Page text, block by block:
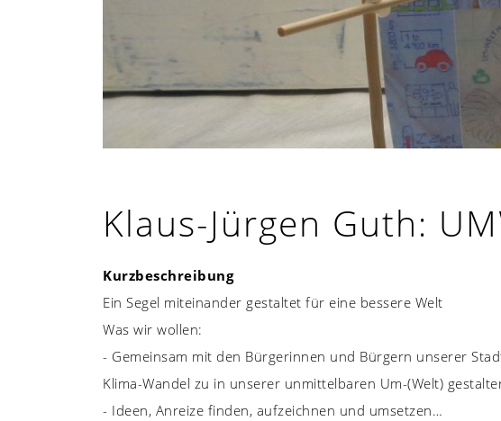
Klaus-Jürgen Guth:
Kurzbeschreibung
Ein Segel miteinander gestaltet für eine bessere Welt
Was wir wollen:
- Gemeinsam mit den Bürgerinnen und Bürgern unserer
Klima-Wandel zu in unserer unmittelbaren Um-(Welt)
- Ideen, Anreize finden, aufzeichnen und umsetzen…